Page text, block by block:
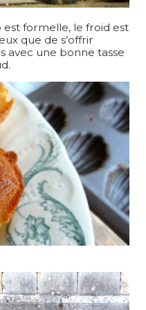
formelle, le froid est
que de s’offrir
avec une bonne tasse